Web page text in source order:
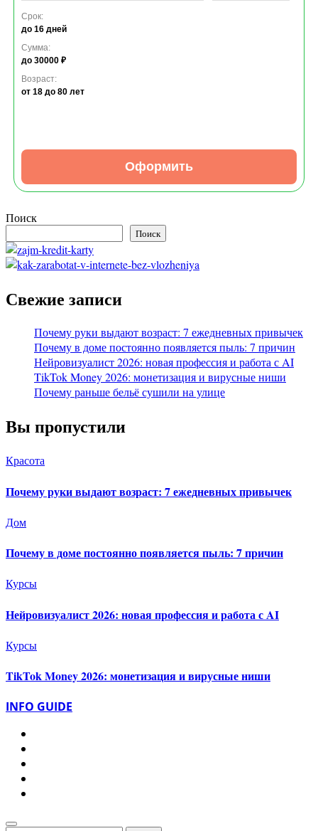
Срок:
до 16 дней
Сумма:
до 30000 ₽
Возраст:
от 18 до 80 лет
Оформить
Поиск
Поиск
Свежие записи
Почему руки выдают возраст: 7 ежедневных привычек
Почему в доме постоянно появляется пыль: 7 причин
Нейровизуалист 2026: новая профессия и работа с AI
TikTok Money 2026: монетизация и вирусные ниши
Почему раньше бельё сушили на улице
Вы пропустили
Красота
Почему руки выдают возраст: 7 ежедневных привычек
Дом
Почему в доме постоянно появляется пыль: 7 причин
Курсы
Нейровизуалист 2026: новая профессия и работа с AI
Курсы
TikTok Money 2026: монетизация и вирусные ниши
INFO GUIDE